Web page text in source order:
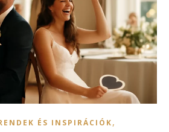
ÉS INSPIRÁCIÓK,